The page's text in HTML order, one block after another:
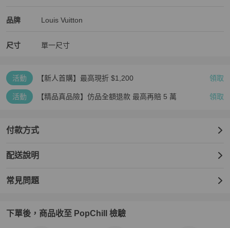
品牌
Louis Vuitton精品女包品牌介紹
Louis Vuitton
Louis Vuitton推薦清單
尺寸 單一尺寸
活動 【新人首購】最高現折 $1,200 領取
活動 【精品真品險】仿品全額退款 最高再賠 5 萬 領取
付款方式
配送說明
常見問題
下單後，商品收至 PopChill 檢驗